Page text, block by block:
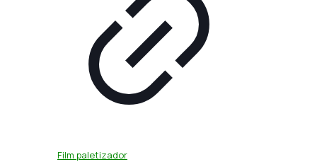
Film paletizador